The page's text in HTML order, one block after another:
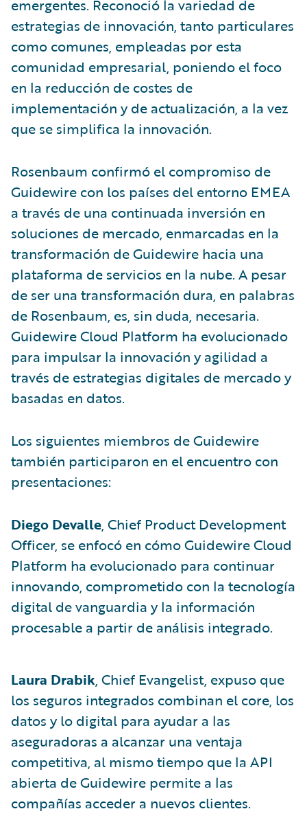
emergentes. Reconoció la variedad de
estrategias de innovación, tanto particulares
como comunes, empleadas por esta
comunidad empresarial, poniendo el foco
en la reducción de costes de
implementación y de actualización, a la vez
que se simplifica la innovación.
Rosenbaum confirmó el compromiso de
Guidewire con los países del entorno EMEA
a través de una continuada inversión en
soluciones de mercado, enmarcadas en la
transformación de Guidewire hacia una
plataforma de servicios en la nube. A pesar
de ser una transformación dura, en palabras
de Rosenbaum, es, sin duda, necesaria.
Guidewire Cloud Platform ha evolucionado
para impulsar la innovación y agilidad a
través de estrategias digitales de mercado y
basadas en datos.
Los siguientes miembros de Guidewire
también participaron en el encuentro con
presentaciones:
Diego Devalle, Chief Product Development
Officer, se enfocó en cómo Guidewire Cloud
Platform ha evolucionado para continuar
innovando, comprometido con la tecnología
digital de vanguardia y la información
procesable a partir de análisis integrado.
Laura Drabik, Chief Evangelist, expuso que
los seguros integrados combinan el core, los
datos y lo digital para ayudar a las
aseguradoras a alcanzar una ventaja
competitiva, al mismo tiempo que la API
abierta de Guidewire permite a las
compañías acceder a nuevos clientes.